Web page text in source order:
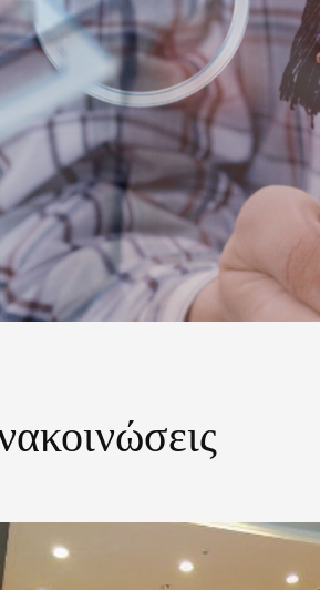
2026
Εξετάσεων 1ου και 3ου Εξαμήνου
Περισσότερα...